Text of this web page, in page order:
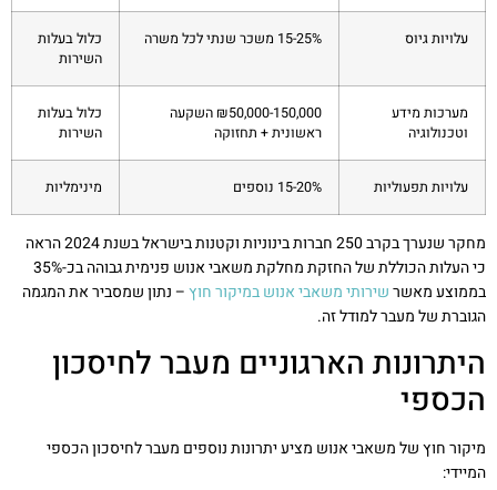
עלויות גיוס 15-25% משכר שנתי לכל משרה
כלול בעלות
השירות
מערכות מידע
וטכנולוגיה
₪50,000-150,000 השקעה
ראשונית + תחזוקה
כלול בעלות
השירות
עלויות תפעוליות 15-20% נוספים מינימליות
מחקר שנערך בקרב 250 חברות בינוניות וקטנות בישראל בשנת 2024 הראה
כי העלות הכוללת של החזקת מחלקת משאבי אנוש פנימית גבוהה בכ-35%
בממוצע מאשרשירותי משאבי אנוש במיקור חוץ– נתון שמסביר את המגמה
הגוברת של מעבר למודל זה.
היתרונות הארגוניים מעבר לחיסכון
הכספי
מיקור חוץ של משאבי אנוש מציע יתרונות נוספים מעבר לחיסכון הכספי
המיידי: